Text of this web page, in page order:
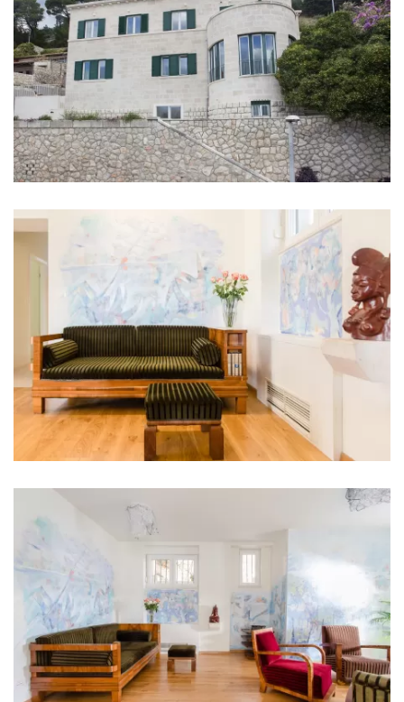
Kupaonica 1: en suite, umivaonik, wc, kada
Kupaonica 2: en suite, umivaonik, wc, kada
Kupaonica 3: en suite, umivaonik, wc, kada
Kupaonica 4: en suite, umivaonik, wc, kada
Kupaonica 5: en suite, umivaonik, wc, tuš
Kupaonica 6: en suite, umivaonik, wc, tuš
Kupaonica 7: umivaonik, wc, tuš
Perilica rublja
Sušilica rublja
Sušilo za kosu
Pegla za robu
Kuhinja
Štednjak